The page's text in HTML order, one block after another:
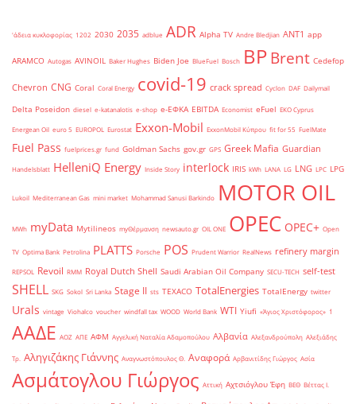
'άδεια κυκλοφορίας 1202 2030 2035 adblue ADR Alpha TV Andre Bledjian ANT1 app
ARAMCO Autogas AVINOIL Baker Hughes Biden Joe BlueFuel Bosch BPBrent Cedefop
Chevron CNG Coral Coral Energy covid-19 crack spread Cyclon DAF Dailymail
Delta Poseidon diesel e-katanalotis e-shop e-ΕΦΚΑ EBITDA Economist eFuel EKO Cyprus
Energean Oil euro 5 EUROPOL Eurostat Exxon-Mobil ExxonMobil Κύπρου fit for 55 FuelMate
Fuel Pass fuelprices.gr fund Goldman Sachs gov.gr GPS Greek Mafia Guardian
Handelsblatt HelleniQ Energy Inside Story interlock IRIS kWh LANA LG LNG LPC LPG
Lukoil Mediterranean Gas mini market Mohammad Sanusi Barkindo MOTOR OIL
MWh myData Mytilineos myΘέρμανση newsauto.gr OIL ONE OPEC OPEC+ Open
TV Optima Bank Petrolina PLATTS Porsche POS Prudent Warrior RealNews refinery margin
REPSOL Revoil RMM Royal Dutch Shell Saudi Arabian Oil Company SECU-TECH self-test
SHELL SKG Sokol Sri Lanka Stage II sts TEXACO TotalEnergies TotalEnergy twitter
Urals vintage Viohalco voucher windfall tax WOOD World Bank WTI Yiufi «Άγιος Χριστόφορος» ΄1
ΑΑΔΕ ΑΟΖ ΑΠΕ ΑΦΜ Αγγελική Ναταλία Αδαμοπούλου Αλβανία Αλεξανδρούπολη Αλεξιάδης
Τρ. Αληγιζάκης Γιάννης Αναγνωστόπουλος Θ. Αναφορά Αρβανιτίδης Γιώργος Ασία
Ασμάτογλου Γιώργος Αττική Αχτσιόγλου Έφη ΒΕΘ Βέττας Ι.